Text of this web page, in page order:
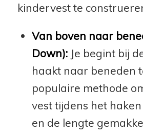
kindervest te
Van boven naar
Down):Je begint bij
haakt naar beneden
populaire methode
vest tijdens het
en de lengte